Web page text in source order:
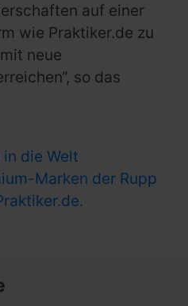
auf einer
wie Praktiker.de zu
neue
so das
die Welt
Marken der Rupp